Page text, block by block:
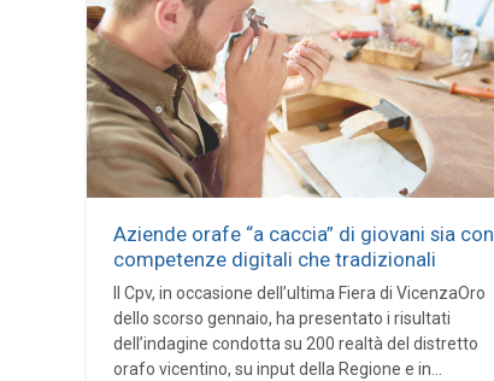
Aziende orafe “a caccia” di giovani sia con
competenze digitali che tradizionali
Il Cpv, in occasione dell’ultima Fiera di VicenzaOro
dello scorso gennaio, ha presentato i risultati
dell’indagine condotta su 200 realtà del distretto
orafo vicentino, su input della Regione e in...